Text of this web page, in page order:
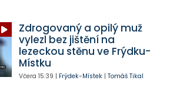
Zdrogovaný a opilý muž
vylezl bez jištění na
lezeckou stěnu ve Frýdku-
Místku
Včera 15:39 | Frýdek-Místek| Tomáš Tikal